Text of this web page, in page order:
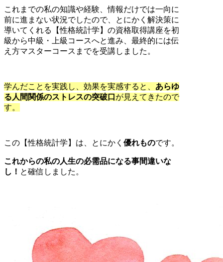
これまでの私の知識や経験、情報だけでは一向に
前に進まない状況でしたので、とにかく解決策に
導いてくれる【性格統計学】の資格取得講座を初
級から中級・上級コースへと進み、最終的には伝
え方マスターコースまでを受講しました。
学んだことを実践し、効果を実感すると、 あらゆ
る人間関係のストレスの突破口 が見えてきたので
す。
この【性格統計学】は、とにかく 優れものです。
これからの私の人生の必需品になる事間違いな
し！ と確信しました。